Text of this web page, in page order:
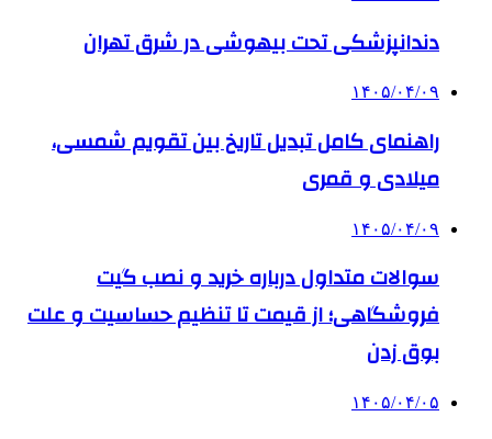
دندانپزشکی تحت بیهوشی در شرق تهران
۱۴۰۵/۰۴/۰۹
راهنمای کامل تبدیل تاریخ بین تقویم شمسی،
میلادی و قمری
۱۴۰۵/۰۴/۰۹
سوالات متداول درباره خرید و نصب گیت
فروشگاهی؛ از قیمت تا تنظیم حساسیت و علت
بوق زدن
۱۴۰۵/۰۴/۰۵